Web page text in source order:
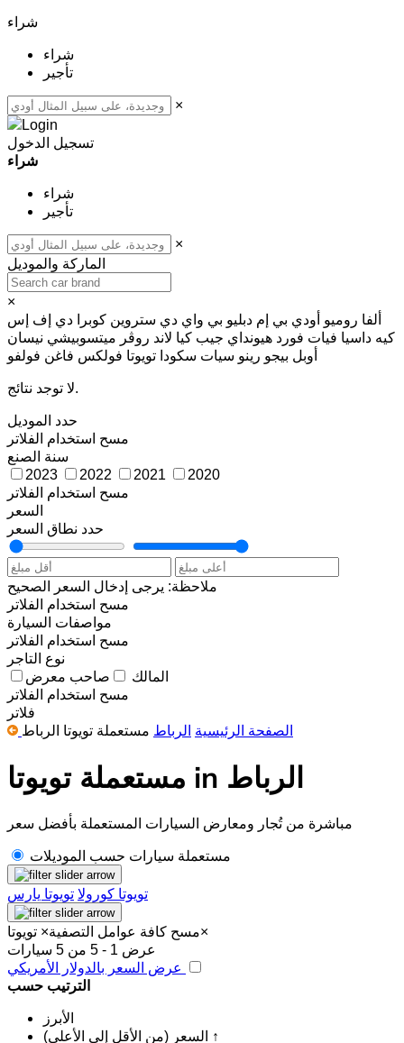
شراء
شراء
تأجير
×
تسجيل الدخول
شراء
شراء
تأجير
×
الماركة والموديل
×
ألفا روميو أودي بي إم دبليو بي واي دي ستروين كوبرا دي إف إس
كيه داسيا فيات فورد هيونداي جيب كيا لاند روڤر ميتسوبيشي نيسان
أوبل بيجو رينو سيات سكودا تويوتا فولكس فاغن فولفو
لا توجد نتائج.
حدد الموديل
مسح استخدام الفلاتر
سنة الصنع
2023
2022 2021
2020
مسح استخدام الفلاتر
السعر
حدد نطاق السعر
ملاحظة: يرجى إدخال السعر الصحيح
مسح استخدام الفلاتر
مواصفات السيارة
مسح استخدام الفلاتر
نوع التاجر
المالك
صاحب معرض
مسح استخدام الفلاتر
فلاتر
الصفحة الرئيسية الرباط مستعملة تويوتا الرباط
مستعملة تويوتا in الرباط
مباشرة من تُجار ومعارض السيارات المستعملة بأفضل سعر
مستعملة سيارات حسب الموديلات
تويوتا كورولا تويوتا يارس
مسح كافة عوامل التصفية× تويوتا
×
عرض 1 - 5 من 5 سيارات
الترتيب حسب
الأبرز
السعر (من الأقل إلى الأعلى) ↑